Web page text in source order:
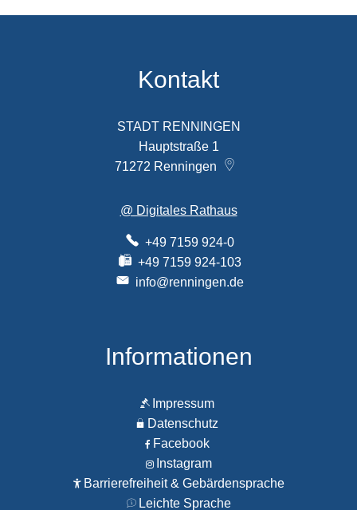
Kontakt
STADT RENNINGEN
Hauptstraße 1
71272 Renningen
@ Digitales Rathaus
+49 7159 924-0
+49 7159 924-103
info@renningen.de
Informationen
Impressum
Datenschutz
Facebook
Instagram
Barrierefreiheit & Gebärdensprache
Leichte Sprache